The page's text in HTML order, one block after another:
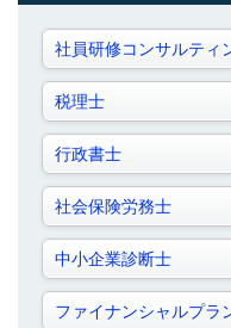
社員研修コンサルティ
税理士
行政書士
社会保険労務士
中小企業診断士
ファイナンシャルプラ